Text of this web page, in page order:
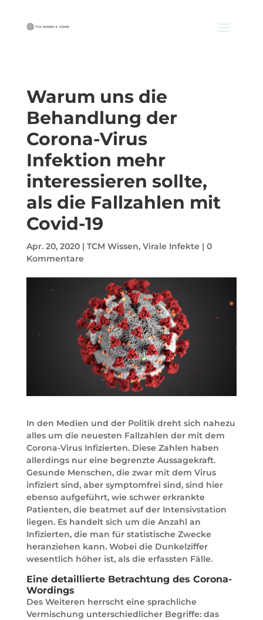
Warum uns die
Behandlung der
Corona-Virus
Infektion mehr
interessieren sollte,
als die Fallzahlen mit
Covid-19
Apr. 20, 2020| TCM Wissen, Virale Infekte | 0
Kommentare
In den Medien und der Politik dreht sich nahezu
alles um die neuesten Fallzahlen der mit dem
Corona-Virus Infizierten. Diese Zahlen haben
allerdings nur eine begrenzte Aussagekraft.
Gesunde Menschen, die zwar mit dem Virus
infiziert sind, aber symptomfrei sind, sind hier
ebenso aufgeführt, wie schwer erkrankte
Patienten, die beatmet auf der Intensivstation
liegen. Es handelt sich um die Anzahl an
Infizierten, die man für statistische Zwecke
heranziehen kann. Wobei die Dunkelziffer
wesentlich höher ist, als die erfassten Fälle.
Eine detaillierte Betrachtung des Corona-
Wordings
Des Weiteren herrscht eine sprachliche
Vermischung unterschiedlicher Begriffe: das